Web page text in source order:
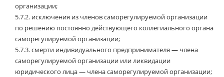
организации;
5.7.2. исключения из членов саморегулируемой организации
по решению постоянно действующего коллегиального органа
саморегулируемой организации;
5.7.3.смерти индивидуального предпринимателя — члена
саморегулируемой организации или ликвидации
юридического лица — члена саморегулируемой организации;